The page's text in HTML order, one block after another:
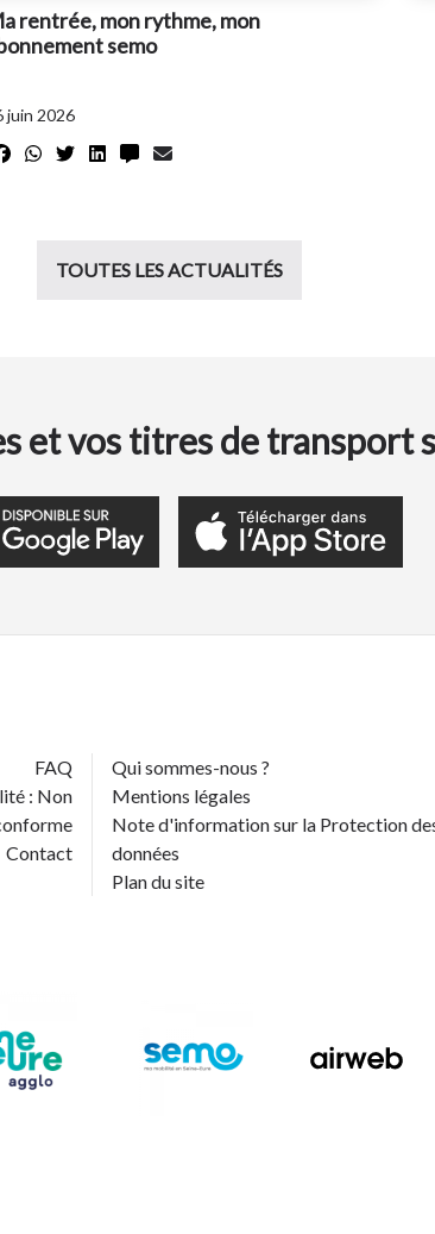
rentrée, mon rythme, mon
semo
juin 2026
TOUTES LES ACTUALITÉS
et vos titres de transport
FAQ
: Non
Contact
Qui sommes-nous ?
Mentions légales
Note d'information sur la Protection
données
Plan du site